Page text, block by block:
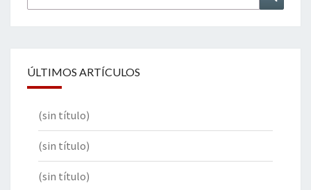
por:
ÚLTIMOS ARTÍCULOS
(sin título)
(sin título)
(sin título)